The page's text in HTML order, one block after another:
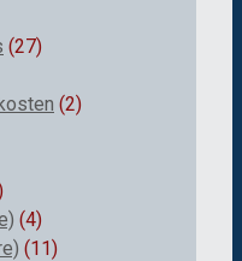
(27)
(2)
(4)
(11)